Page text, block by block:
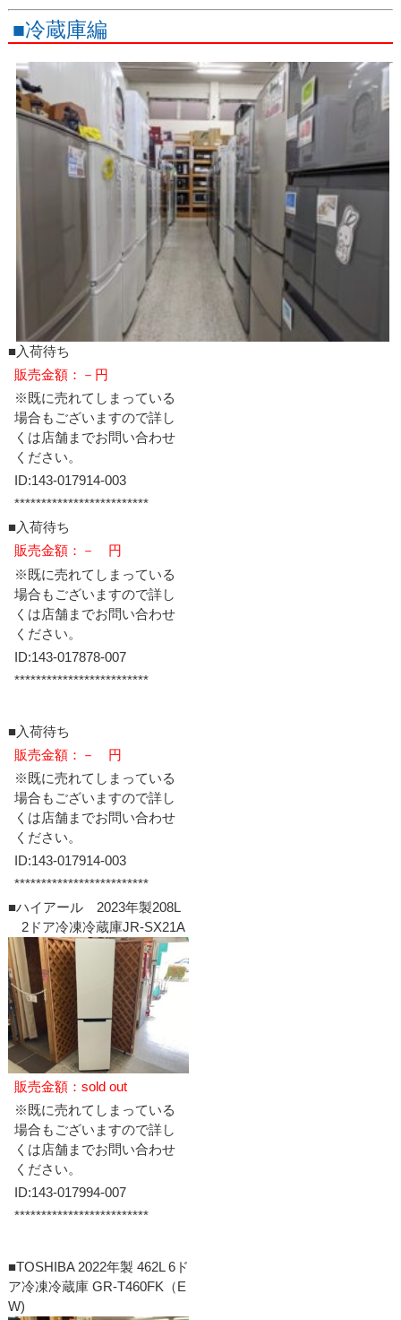
■冷蔵庫編
■入荷待ち
販売金額：－円
※既に売れてしまっている
場合もございますので詳し
くは店舗までお問い合わせ
ください。
ID:143-017914-003
*************************
■入荷待ち
販売金額：－ 円
※既に売れてしまっている
場合もございますので詳し
くは店舗までお問い合わせ
ください。
ID:143-017878-007
*************************
■入荷待ち
販売金額：－ 円
※既に売れてしまっている
場合もございますので詳し
くは店舗までお問い合わせ
ください。
ID:143-017914-003
*************************
■ハイアール 2023年製208L
2ドア冷凍冷蔵庫JR-SX21A
販売金額：sold out
※既に売れてしまっている
場合もございますので詳し
くは店舗までお問い合わせ
ください。
ID:143-017994-007
*************************
■TOSHIBA 2022年製 462L 6ド
ア冷凍冷蔵庫 GR-T460FK（E
W)